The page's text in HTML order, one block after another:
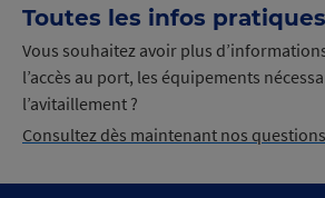
Toutes les infos pratiques
Vous souhaitez avoir plus
l’accès au port, les équipements
l’avitaillement ?
Consultez dès maintenant nos